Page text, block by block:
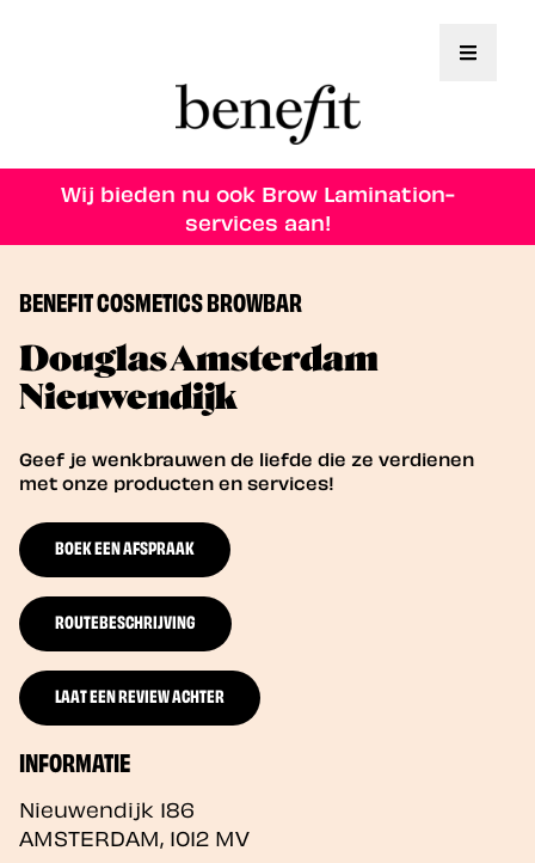
Toggle
Wij bieden nu ook Brow Lamination-
services aan!
BENEFIT COSMETICS BROWBAR
Douglas Amsterdam
Nieuwendijk
Geef je wenkbrauwen de liefde die ze verdienen
met onze producten en services!
BOEK EEN AFSPRAAK
ROUTEBESCHRIJVING
LAAT EEN REVIEW ACHTER
INFORMATIE
Nieuwendijk 186
AMSTERDAM, 1012 MV